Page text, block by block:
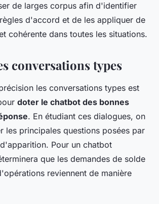
de larges corpus afin d'identifier
d'accord et de les appliquer de
cohérente dans toutes les situations.
conversations types
les conversations types est
doter le chatbot des bonnes
. En étudiant ces dialogues, on
les principales questions posées par
Pour un chatbot
que les demandes de solde
reviennent de manière